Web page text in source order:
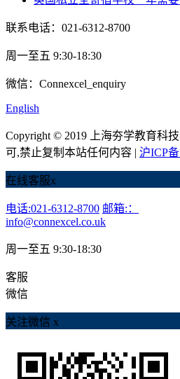
联系电话：021-6312-8700
周一至五 9:30-18:30
微信：Connexcel_enquiry
English
Copyright © 2019 上海夯学教育科
可,禁止复制本站任何内容 | 沪ICP
在线客服x
电话:021-6312-8700 邮箱:：
info@connexcel.co.uk
周一至五 9:30-18:30
客服
微信
关注微信 x